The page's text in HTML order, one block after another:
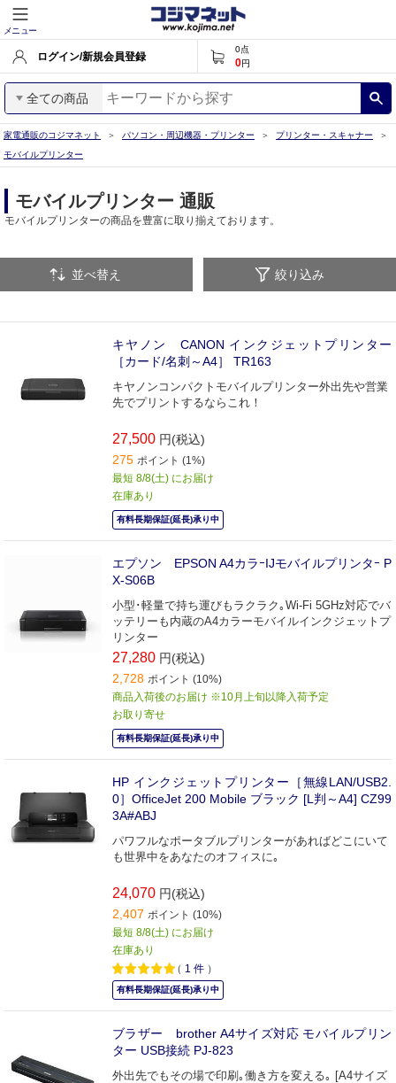
メニュー
ログイン/新規会員登録
0点
0円
全ての商品
家電通販のコジマネット パソコン・周辺機器・プリンター
プリンター・スキャナー
モバイルプリンター
モバイルプリンター 通販
モバイルプリンターの商品を豊富に取り揃えております。
並べ替え 絞り込み
キヤノン CANON インクジェットプリンター
［カード/名刺～A4］ TR163
キヤノンコンパクトモバイルプリンター外出先や営業
先でプリントするならこれ！
27,500 円(税込)
275 ポイント (1%)
最短 8/8(土) にお届け
在庫あり
有料長期保証(延長)承り中
エプソン EPSON A4カラｰIJモバイルプリンタｰ P
X-S06B
小型･軽量で持ち運びもラクラク｡Wi-Fi 5GHz対応でバ
ッテリーも内蔵のA4カラーモバイルインクジェットプ
リンター
27,280 円(税込)
2,728 ポイント (10%)
商品入荷後のお届け ※10月上旬以降入荷予定
お取り寄せ
有料長期保証(延長)承り中
HP インクジェットプリンター［無線LAN/USB2.
0］OfficeJet 200 Mobile ブラック [L判～A4] CZ99
3A#ABJ
パワフルなポータブルプリンターがあればどこにいて
も世界中をあなたのオフィスに｡
24,070 円(税込)
2,407 ポイント (10%)
最短 8/8(土) にお届け
在庫あり
（ 1 件 ）
有料長期保証(延長)承り中
ブラザー brother A4サイズ対応 モバイルプリン
ター USB接続 PJ-823
外出先でもその場で印刷｡働き方を変える｡ [A4サイズ